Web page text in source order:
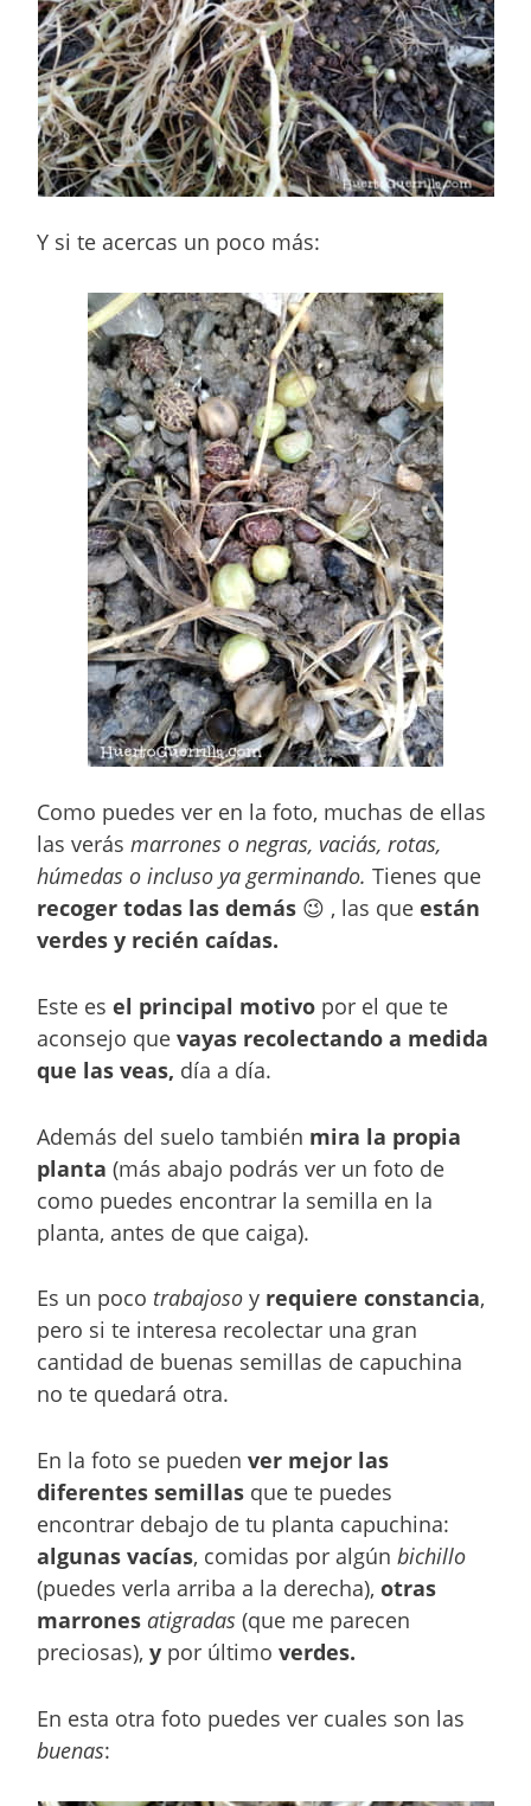
Y si te acercas un poco más:
Como puedes ver en la foto, muchas de ellas
las verás marrones o negras, vaciás, rotas,
húmedas o incluso ya germinando.Tienes que
recoger todas las demás 😉 , las queestán
verdes y recién caídas.
Este esel principal motivo por el que te
aconsejo quevayas recolectando a medida
que las veas, día a día.
Además del suelo también mira la propia
planta (más abajo podrás ver un foto de
como puedes encontrar la semilla en la
planta, antes de que caiga).
Es un poco trabajoso y requiere constancia,
pero si te interesa recolectar una gran
cantidad de buenas semillas de capuchina
no te quedará otra.
En la foto se puedenver mejor las
diferentes semillas que te puedes
encontrar debajo de tu planta capuchina:
algunas vacías, comidas por algúnbichillo
(puedes verla arriba a la derecha),otras
marrones atigradas (que me parecen
preciosas), y por últimoverdes.
En esta otra foto puedes ver cuales son las
buenas: